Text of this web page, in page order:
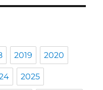
2019 2020
2025